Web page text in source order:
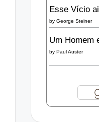
Esse Vício
by George Steiner
Um Homem
by Paul Auster